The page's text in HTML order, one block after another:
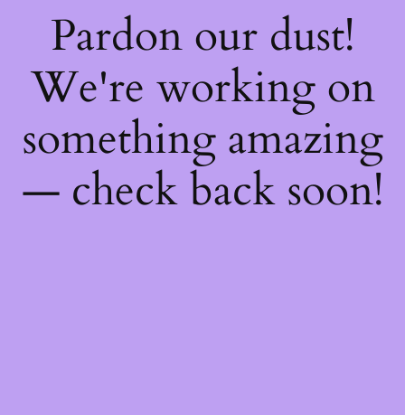
Pardon our dust!
We're working on
something amazing
— check back soon!